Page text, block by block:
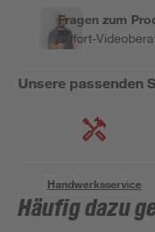
Fragen zum
Sofort-
Unsere passenden
Handwerksservice
Häufig dazu